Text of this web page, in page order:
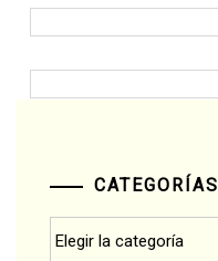
CATEGORÍAS